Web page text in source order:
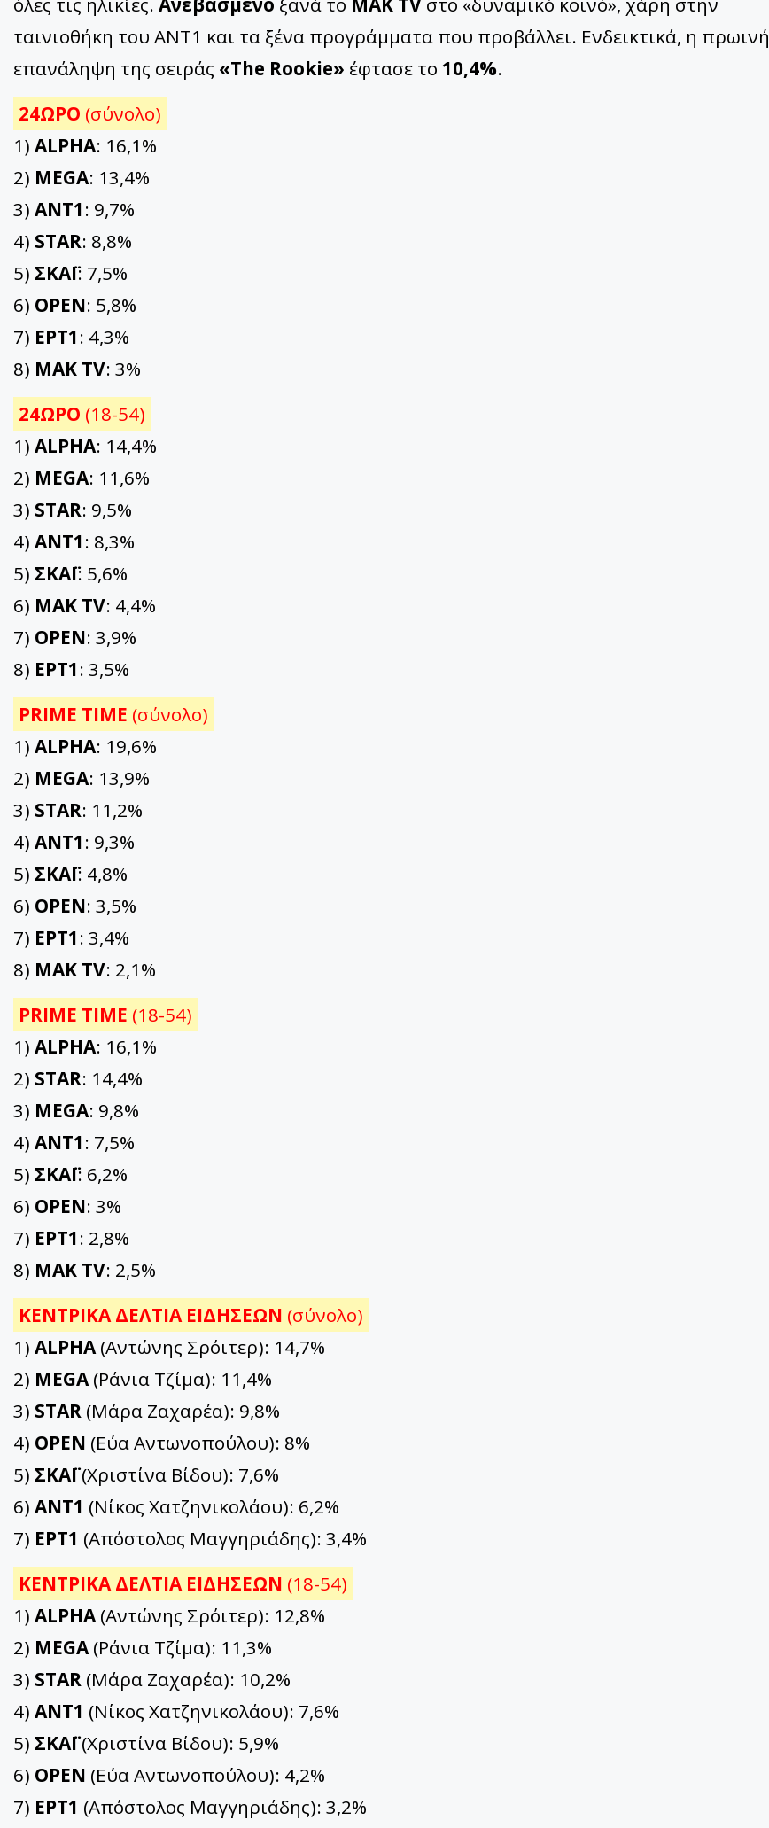
ταινιοθήκη του ΑΝΤ1 και τα ξένα προγράμματα που προβάλλει. Ενδεικτικά, η πρωινή
επανάληψη της σειράς «The Rookie» έφτασε το 10,4%.
24ΩΡΟ (σύνολο)
1) ALPHA: 16,1%
2) MEGA: 13,4%
3) ΑΝΤ1: 9,7%
4) STAR: 8,8%
5) ΣΚΑΪ: 7,5%
6) OPEN: 5,8%
7) ΕΡΤ1: 4,3%
8) ΜΑΚ TV: 3%
24ΩΡΟ (18-54)
1) ALPHA: 14,4%
2) MEGA: 11,6%
3) STAR: 9,5%
4) ΑΝΤ1: 8,3%
5) ΣΚΑΪ: 5,6%
6) ΜΑΚ TV: 4,4%
7) OPEN: 3,9%
8) ΕΡΤ1: 3,5%
PRIME TIME (σύνολο)
1) ALPHA: 19,6%
2) MEGA: 13,9%
3) STAR: 11,2%
4) ΑΝΤ1: 9,3%
5) ΣΚΑΪ: 4,8%
6) OPEN: 3,5%
7) ΕΡΤ1: 3,4%
8) ΜΑΚ TV: 2,1%
PRIME TIME (18-54)
1) ALPHA: 16,1%
2) STAR: 14,4%
3) MEGA: 9,8%
4) ΑΝΤ1: 7,5%
5) ΣΚΑΪ: 6,2%
6) OPEN: 3%
7) ΕΡΤ1: 2,8%
8) ΜΑΚ TV: 2,5%
ΚΕΝΤΡΙΚΑ ΔΕΛΤΙΑ ΕΙΔΗΣΕΩΝ (σύνολο)
1) ALPHA(Αντώνης Σρόιτερ): 14,7%
2) MEGA(Ράνια Τζίμα): 11,4%
3) STAR (Μάρα Ζαχαρέα): 9,8%
4) OPEN (Εύα Αντωνοπούλου): 8%
5) ΣΚΑΪ(Χριστίνα Βίδου): 7,6%
6) ΑΝΤ1 (Νίκος Χατζηνικολάου): 6,2%
7) ΕΡΤ1 (Απόστολος Μαγγηριάδης): 3,4%
ΚΕΝΤΡΙΚΑ ΔΕΛΤΙΑ ΕΙΔΗΣΕΩΝ (18-54)
1) ALPHA(Αντώνης Σρόιτερ): 12,8%
2) MEGA(Ράνια Τζίμα): 11,3%
3) STAR (Μάρα Ζαχαρέα): 10,2%
4) ΑΝΤ1 (Νίκος Χατζηνικολάου): 7,6%
5) ΣΚΑΪ(Χριστίνα Βίδου): 5,9%
6) OPEN (Εύα Αντωνοπούλου): 4,2%
7) ΕΡΤ1 (Απόστολος Μαγγηριάδης): 3,2%